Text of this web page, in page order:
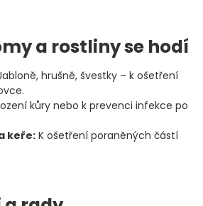
a rostliny se hodí
hrušně, švestky – k ošetření
kůry nebo k prevenci infekce po
keře: K ošetření poraněných částí